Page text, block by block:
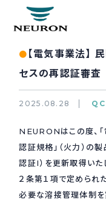
企業情報
製品＆サービス
● 【電気事業法】
セスの再認証審査
2025.08.28 QC
NEURONはこの度、
認証規格」（火力）の
認証I）を更新取得いた
２条第１項で定められ
必要な溶接管理体制を